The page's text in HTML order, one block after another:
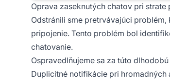
Oprava zaseknutých chatov pri strate
Odstránili sme pretrvávajúci
pripojenie. Tento problém bol
chatovanie.
Ospravedlňujeme sa za túto
Duplicitné notifikácie pri hromadných